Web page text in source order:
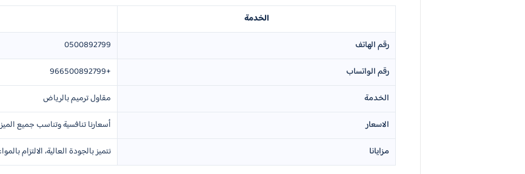
الخدمة
رقم الهاتف
0500892799
رقم الواتساب
+966500892799
الخدمة
مقاول ترميم بالرياض
الاسعار
أسعارنا تنافسية وتناسب جميع
مزايانا
نتميز بالجودة العالية، الالتزام